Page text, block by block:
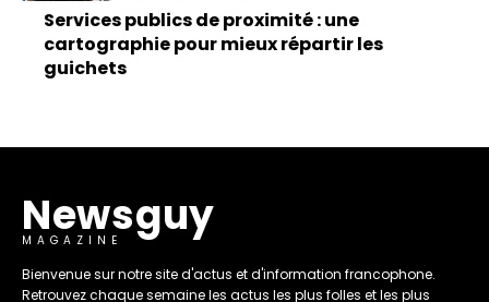
Services publics de proximité : une
cartographie pour mieux répartir les
guichets
Newsguy
MAGAZINE
Bienvenue sur notre site d'actus et d'information francophone.
Retrouvez chaque semaine les actus les plus folles et les plus